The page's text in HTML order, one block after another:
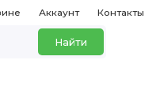
Аккаунт Контакты
Найти